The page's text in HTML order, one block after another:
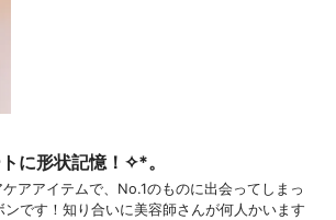
に形状記憶！✧︎*。
アアイテムで、No.1のものに出会ってしまっ
です！知り合いに美容師さんが何人かいます